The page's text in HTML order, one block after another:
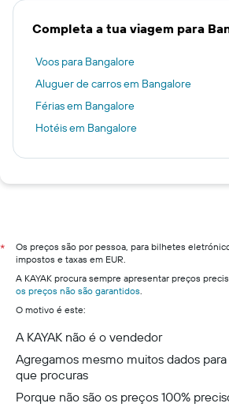
Completa a tua viagem para
Voos para Bangalore
Aluguer de carros em Bangalore
Férias em Bangalore
Hotéis em Bangalore
*
Os preços são por pessoa, para bilhetes
impostos e taxas em EUR.
A KAYAK procura sempre apresentar preços
os preços não são garantidos.
O motivo é este:
A KAYAK não é o vendedor
Agregamos mesmo muitos dados
que procuras
Porque não são os preços 100%